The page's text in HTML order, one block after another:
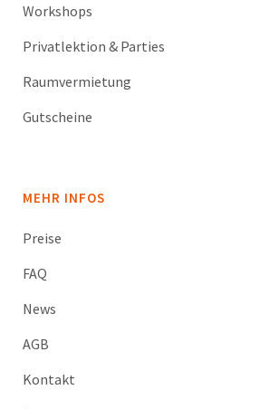
Workshops
Privatlektion & Parties
Raumvermietung
Gutscheine
MEHR INFOS
Preise
FAQ
News
AGB
Kontakt